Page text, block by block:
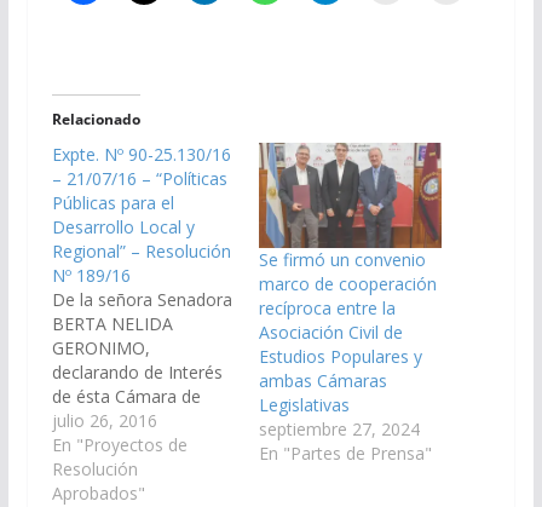
Relacionado
Expte. Nº 90-25.130/16
– 21/07/16 – “Políticas
Públicas para el
Desarrollo Local y
Regional” – Resolución
Nº 189/16
De la señora Senadora
BERTA NELIDA
GERONIMO,
declarando de Interés
de ésta Cámara de
Senadores la
Diplomatura en
"Políticas Públicas para
el Desarrollo Local y
julio 26, 2016
En "Proyectos de
Resolución
Aprobados"
Se firmó un convenio
marco de cooperación
recíproca entre la
Asociación Civil de
Estudios Populares y
ambas Cámaras
Legislativas
septiembre 27, 2024
En "Partes de Prensa"